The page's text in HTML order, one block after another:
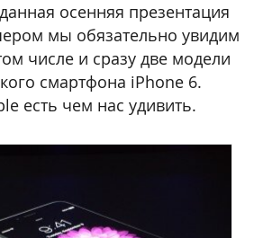
осенняя презентация
мы обязательно увидим
числе и сразу две модели
смартфона iPhone 6.
есть чем нас удивить.